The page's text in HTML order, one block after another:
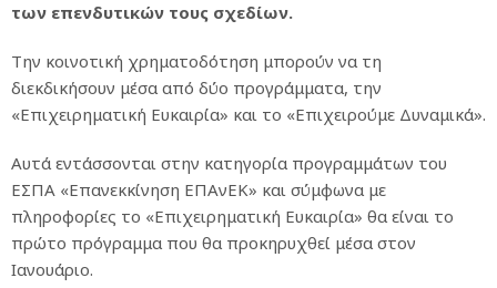
των επενδυτικών τους σχεδίων.
Την κοινοτική χρηματοδότηση μπορούν να τη
διεκδικήσουν μέσα από δύο προγράμματα, την
«Επιχειρηματική Ευκαιρία» και το «Επιχειρούμε Δυναμικά».
Αυτά εντάσσονται στην κατηγορία προγραμμάτων του
ΕΣΠΑ «Επανεκκίνηση ΕΠΑνΕΚ» και σύμφωνα με
πληροφορίες το «Επιχειρηματική Ευκαιρία» θα είναι το
πρώτο πρόγραμμα που θα προκηρυχθεί μέσα στον
Ιανουάριο.